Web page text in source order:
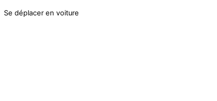
Se déplacer en voiture